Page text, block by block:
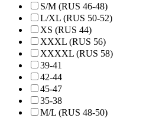
S/M (RUS 46-48)
L/XL (RUS 50-52)
XS (RUS 44)
XXXL (RUS 56)
XXXXL (RUS 58)
39-41
42-44
45-47
35-38
M/L (RUS 48-50)